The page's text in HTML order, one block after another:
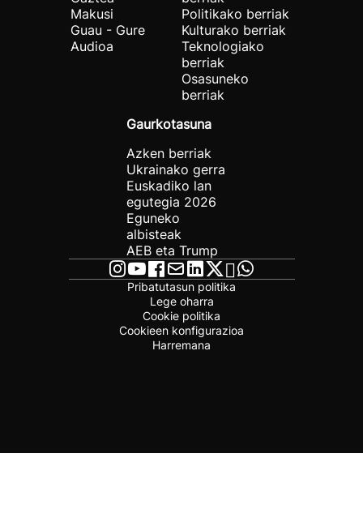
Makusi
Guau - Gure
Audioa
Politikako berriak
Kulturako berriak
Teknologiako
berriak
Osasuneko
berriak
Gaurkotasuna
Azken berriak
Ukrainako gerra
Euskadiko lan
egutegia 2026
Eguneko
albisteak
AEB eta Trump
Pribatutasun politika
Lege oharra
Cookie politika
Cookieen konfigurazioa
Harremana